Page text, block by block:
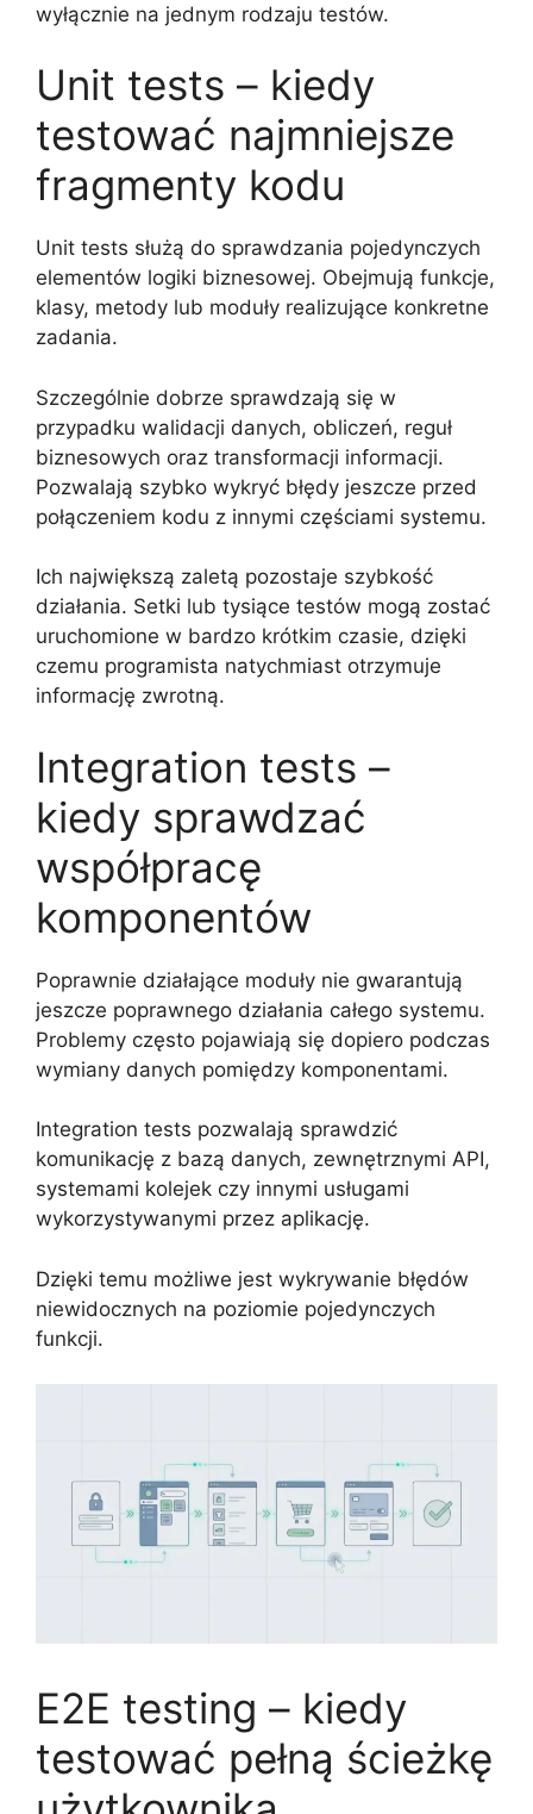
wyłącznie na jednym rodzaju testów.
Unit tests – kiedy
testować najmniejsze
fragmenty kodu
Unit tests służą do sprawdzania pojedynczych
elementów logiki biznesowej. Obejmują funkcje,
klasy, metody lub moduły realizujące konkretne
zadania.
Szczególnie dobrze sprawdzają się w
przypadku walidacji danych, obliczeń, reguł
biznesowych oraz transformacji informacji.
Pozwalają szybko wykryć błędy jeszcze przed
połączeniem kodu z innymi częściami systemu.
Ich największą zaletą pozostaje szybkość
działania. Setki lub tysiące testów mogą zostać
uruchomione w bardzo krótkim czasie, dzięki
czemu programista natychmiast otrzymuje
informację zwrotną.
Integration tests –
kiedy sprawdzać
współpracę
komponentów
Poprawnie działające moduły nie gwarantują
jeszcze poprawnego działania całego systemu.
Problemy często pojawiają się dopiero podczas
wymiany danych pomiędzy komponentami.
Integration tests pozwalają sprawdzić
komunikację z bazą danych, zewnętrznymi API,
systemami kolejek czy innymi usługami
wykorzystywanymi przez aplikację.
Dzięki temu możliwe jest wykrywanie błędów
niewidocznych na poziomie pojedynczych
funkcji.
E2E testing – kiedy
testować pełną ścieżkę